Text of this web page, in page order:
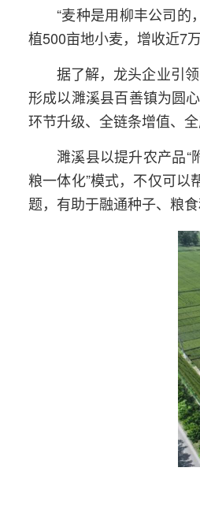
“麦种是用柳丰公司
植500亩地小麦，增收近7
据了解，龙头企业引
形成以濉溪县百善镇为圆
环节升级、全链条增值、全
濉溪县以提升农产品“
粮一体化”模式，不仅可以
题，有助于融通种子、粮